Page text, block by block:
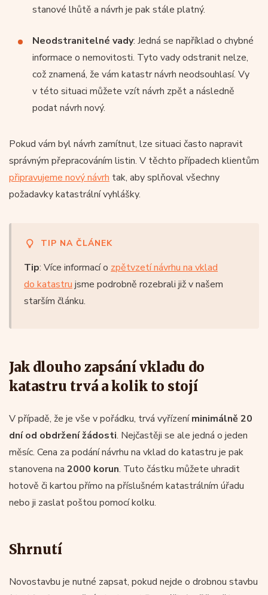
stanové lhůtě a návrh je pak stále platný.
Neodstranitelné vady: Jedná se například o chybné
informace o nemovitosti. Tyto vady odstranit nelze,
což znamená, že vám katastr návrh neodsouhlasí. Vy
v této situaci můžete vzít návrh zpět a následně
podat návrh nový.
Pokud vám byl návrh zamítnut, lze situaci často napravit
správným přepracováním listin. V těchto případech klientům
připravujeme nový návrh tak, aby splňoval všechny
požadavky katastrální vyhlášky.
TIP NA ČLÁNEK
Tip: Více informací o zpětvzetí návrhu na vklad
do katastru jsme podrobně rozebrali již v našem
starším článku.
Jak dlouho zapsání vkladu do
katastru trvá a kolik to stojí
V případě, že je vše v pořádku, trvá vyřízeníminimálně 20
dní od obdržení žádosti. Nejčastěji se ale jedná o jeden
měsíc. Cena za podání návrhu na vklad do katastru je pak
stanovena na 2000 korun. Tuto částku můžete uhradit
hotově či kartou přímo na příslušném katastrálním úřadu
nebo ji zaslat poštou pomocí kolku.
Shrnutí
Novostavbu je nutné zapsat, pokud nejde o drobnou stavbu